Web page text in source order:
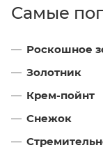
Самые
Роскошное
Золотник
Крем-пойнт
Снежок